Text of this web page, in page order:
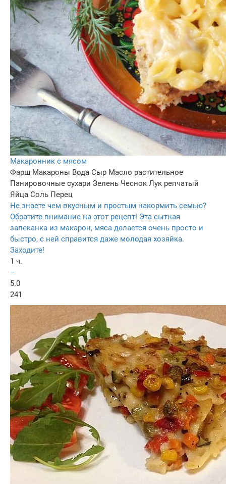
Макаронник с мясом
Фарш Макароны Вода Сыр Масло растительное
Панировочные сухари Зелень Чеснок Лук репчатый
Яйца Соль Перец
Не знаете чем вкусным и простым накормить семью?
Обратите внимание на этот рецепт! Эта сытная
запеканка из макарон, мяса делается очень просто и
быстро, с ней справится даже молодая хозяйка.
Заходите!
1 ч.
–
5.0
241